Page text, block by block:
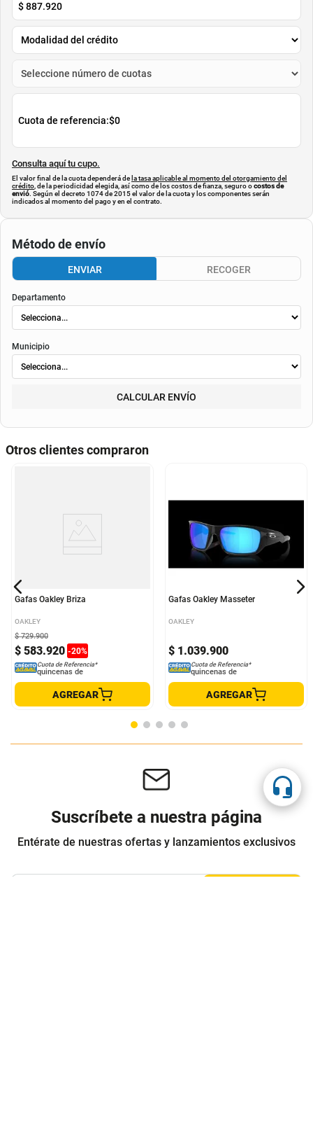
$887.920
Cuota de referencia:$0
Consulta aquí tu cupo.
El valor final de la cuota dependerá de la tasa aplicable al momento del otorgamiento del
crédito , de la periodicidad elegida, así como de los costos de fianza, seguro ocostos de
envió. Según el decreto 1074 de 2015 el valor de la cuota y los componentes serán
indicados al momento del pago y en el contrato.
Método de envío
ENVIAR RECOGER
Departamento
Municipio
CALCULAR ENVÍO
Otros clientes compraron
Gafas Oakley Briza
OAKLEY
$ 583.920 -20%
$ 729.900
Cuota de Referencia*
quincenas de
AGREGAR
Gafas Oakley Masseter
OAKLEY
$ 1.039.900
Cuota de Referencia*
quincenas de
AGREGAR
Suscríbete a nuestra página
Entérate de nuestras ofertas y lanzamientos exclusivos